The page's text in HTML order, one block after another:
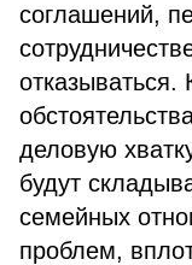
соглашений,
отказываться.
деловую
будут
семейных
проблем,